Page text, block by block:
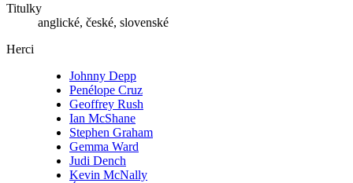
Titulky
anglické, české, slovenské
Herci
Johnny Depp
Penélope Cruz
Geoffrey Rush
Ian McShane
Stephen Graham
Gemma Ward
Judi Dench
Kevin McNally